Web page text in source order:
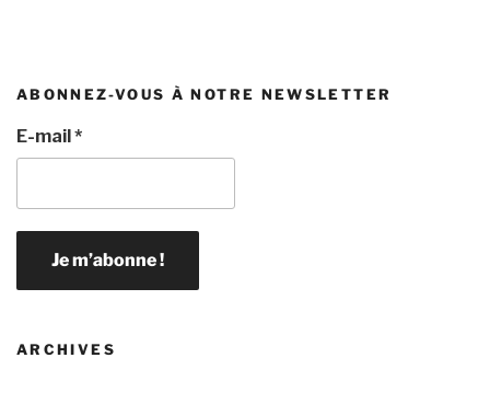
ABONNEZ-VOUS À NOTRE NEWSLETTER
E-mail *
ARCHIVES